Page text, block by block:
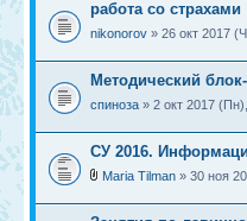
работа со страхами
nikonorov » 26 окт 2017
Методический
спиноза » 2 окт 2017
СУ 2016.
Maria Tilman » 30 ноя